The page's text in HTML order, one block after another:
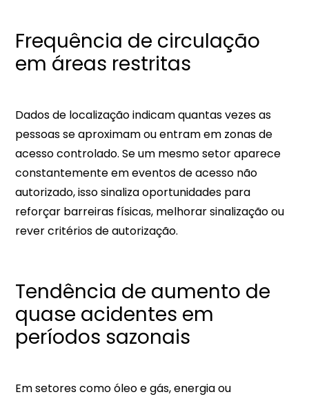
Frequência de circulação
em áreas restritas
Dados de localização indicam quantas vezes as
pessoas se aproximam ou entram em zonas de
acesso controlado. Se um mesmo setor aparece
constantemente em eventos de acesso não
autorizado, isso sinaliza oportunidades para
reforçar barreiras físicas, melhorar sinalização ou
rever critérios de autorização.​​
Tendência de aumento de
quase acidentes em
períodos sazonais
Em setores como óleo e gás, energia ou